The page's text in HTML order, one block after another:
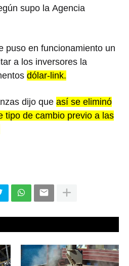
supo la Agencia
puso en funcionamiento un
a los inversores la
dólar-link.
dijo que así se eliminó
tipo de cambio previo a las